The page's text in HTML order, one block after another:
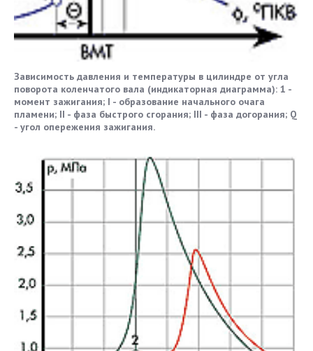
Зависимость давления и температуры в цилиндре от угла
поворота коленчатого вала (индикаторная диаграмма): 1 -
момент зажигания; I - образование начального очага
пламени; II - фаза быстрого сгорания; III - фаза догорания; Q
- угол опережения зажигания.